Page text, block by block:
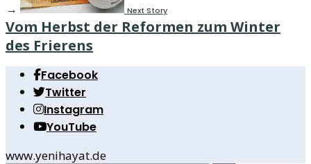
→ Next Story
Vom Herbst der Reformen zum Winter
des Frierens
Facebook
Twitter
Instagram
YouTube
www.yenihayat.de